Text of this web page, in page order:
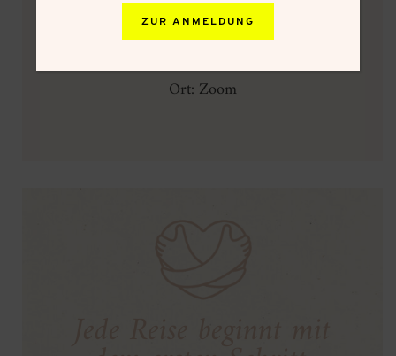
Datum: Samstag, 21.12.24
Uhrzeit: 20:00-21:00 Uhr
Ort: Zoom
ZUR ANMELDUNG